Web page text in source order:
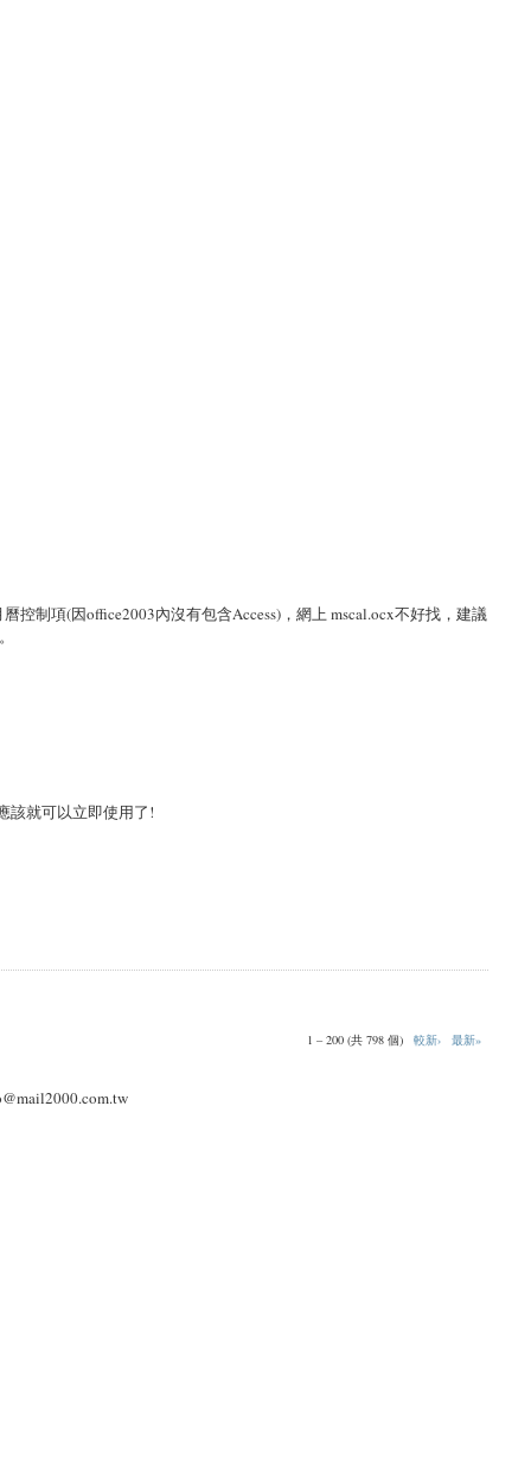
制項(因office2003內沒有包含Access)，網上 mscal.ocx不好找，建議
該就可以立即使用了!
1 – 200 (共 798 個) 較新› 最新»